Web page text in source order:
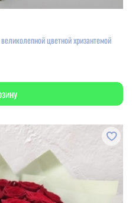
цветной хризантемой